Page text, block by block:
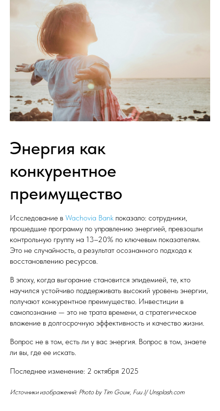
Энергия как
конкурентное
преимущество
Исследование в Wachovia Bank показало: сотрудники,
прошедшие программу по управлению энергией, превзошли
контрольную группу на 13–20% по ключевым показателям.
Это не случайность, а результат осознанного подхода к
восстановлению ресурсов.
В эпоху, когда выгорание становится эпидемией, те, кто
научился устойчиво поддерживать высокий уровень энергии,
получают конкурентное преимущество. Инвестиции в
самопознание — это не трата времени, а стратегическое
вложение в долгосрочную эффективность и качество жизни.
Вопрос не в том, есть ли у вас энергия. Вопрос в том, знаете
ли вы, где ее искать.
Последнее изменение: 2 октября 2025
Источники изображений: Photo by Tim Gouw, Fuu J/ Unsplash.com
Hogan (HPI, HDS, MVPI)
Process Communication Model (PCM)
Мотивационный профиль Рисса (RMP)
Профилирование
Тренинги и развивающие программы
Индивидуальный коучинг
Стратегические сессии
Командные сессии